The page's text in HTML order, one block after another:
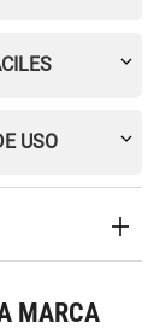
USO
MARCA